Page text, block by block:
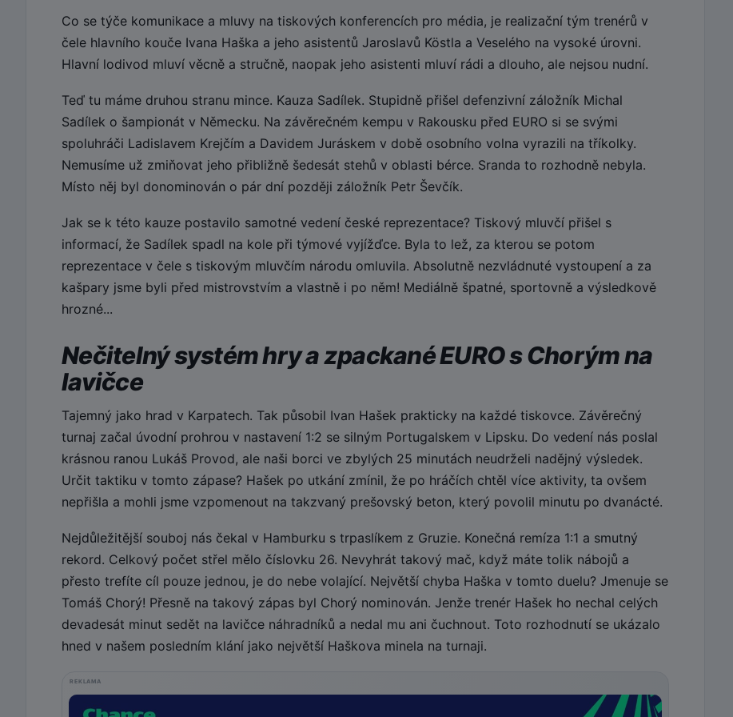
Co se týče komunikace a mluvy na tiskových konferencích pro média, je realizační tým trenérů v
čele hlavního kouče Ivana Haška a jeho asistentů Jaroslavů Köstla a Veselého na vysoké úrovni.
Hlavní lodivod mluví věcně a stručně, naopak jeho asistenti mluví rádi a dlouho, ale nejsou nudní.
Teď tu máme druhou stranu mince. Kauza Sadílek. Stupidně přišel defenzivní záložník Michal
Sadílek o šampionát v Německu. Na závěrečném kempu v Rakousku před EURO si se svými
spoluhráči Ladislavem Krejčím a Davidem Juráskem v době osobního volna vyrazili na tříkolky.
Nemusíme už zmiňovat jeho přibližně šedesát stehů v oblasti bérce. Sranda to rozhodně nebyla.
Místo něj byl donominován o pár dní později záložník Petr Ševčík.
Jak se k této kauze postavilo samotné vedení české reprezentace? Tiskový mluvčí přišel s
informací, že Sadílek spadl na kole při týmové vyjížďce. Byla to lež, za kterou se potom
reprezentace v čele s tiskovým mluvčím národu omluvila. Absolutně nezvládnuté vystoupení a za
kašpary jsme byli před mistrovstvím a vlastně i po něm! Mediálně špatné, sportovně a výsledkově
hrozné...
Nečitelný systém hry a zpackané EURO s Chorým na
lavičce
Tajemný jako hrad v Karpatech. Tak působil Ivan Hašek prakticky na každé tiskovce. Závěrečný
turnaj začal úvodní prohrou v nastavení 1:2 se silným Portugalskem v Lipsku. Do vedení nás poslal
krásnou ranou Lukáš Provod, ale naši borci ve zbylých 25 minutách neudrželi nadějný výsledek.
Určit taktiku v tomto zápase? Hašek po utkání zmínil, že po hráčích chtěl více aktivity, ta ovšem
nepřišla a mohli jsme vzpomenout na takzvaný prešovský beton, který povolil minutu po dvanácté.
Nejdůležitější souboj nás čekal v Hamburku s trpaslíkem z Gruzie. Konečná remíza 1:1 a smutný
rekord. Celkový počet střel mělo číslovku 26. Nevyhrát takový mač, když máte tolik nábojů a
přesto trefíte cíl pouze jednou, je do nebe volající. Největší chyba Haška v tomto duelu? Jmenuje se
Tomáš Chorý! Přesně na takový zápas byl Chorý nominován. Jenže trenér Hašek ho nechal celých
devadesát minut sedět na lavičce náhradníků a nedal mu ani čuchnout. Toto rozhodnutí se ukázalo
hned v našem posledním klání jako největší Haškova minela na turnaji.
REKLAMA